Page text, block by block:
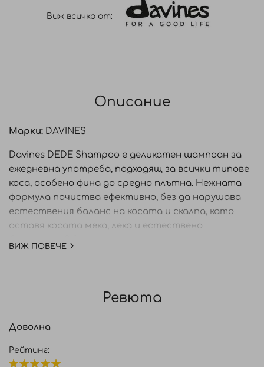
Виж всичко от:
Описание
Марки: DAVINES
Davines DEDE Shampoo е деликатен шампоан за
ежедневна употреба, подходящ за всички типове
коса, особено фина до средно плътна. Нежната
формула почиства ефективно, без да нарушава
естествения баланс на косата и скалпа, като
оставя косата мека, лека и естествено
шампоанът предпазва косъма от оксидативен
здрава, жизнена и устойчива. Леката текстура
нежно, без да утежнява или изсушава косата.
·Подходящ за ежедневна употреба ·Придава
ВИЖ ПОВЕЧЕ
Ревюта
Доволна
Рейтинг: